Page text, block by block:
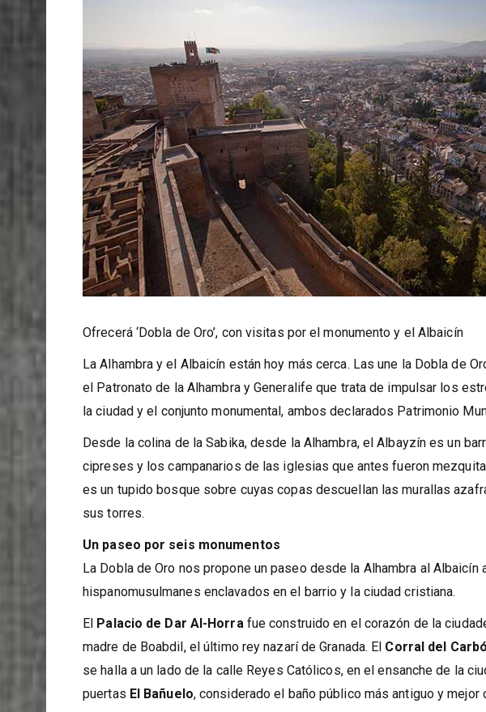
Ofrecerá ‘Dobla de Oro’, con visitas por el monumento y el Albaicín
La Alhambra y el Albaicín están hoy más cerca. Las une la Dobla de
el Patronato de la Alhambra y Generalife que trata de impulsar los
la ciudad y el conjunto monumental, ambos declarados Patrimonio
Desde la colina de la Sabika, desde la Alhambra, el Albayzín es un
cipreses y los campanarios de las iglesias que antes fueron
es un tupido bosque sobre cuyas copas descuellan las murallas
sus torres.
Un paseo por seis monumentos
La Dobla de Oro nos propone un paseo desde la Alhambra al Albaicín
hispanomusulmanes enclavados en el barrio y la ciudad cristiana.
ElPalacio de Dar Al-Horrafue construido en el corazón de la
madre de Boabdil, el último rey nazarí de Granada. ElCorral del
se halla a un lado de la calle Reyes Católicos, en el ensanche de la